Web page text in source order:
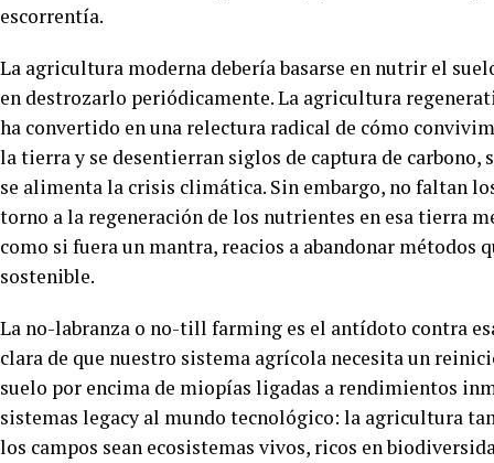
escorrentía.
La agricultura moderna debería basarse en nutrir el
en destrozarlo periódicamente. La agricultura
ha convertido en una relectura radical de cómo
la tierra y se desentierran siglos de captura de carbono,
se alimenta la crisis climática. Sin embargo, no faltan
torno a la regeneración de los nutrientes en esa tierra
como si fuera un mantra, reacios a abandonar métodos
sostenible.
La no-labranza o no-till farming es el antídoto contra
clara de que nuestro sistema agrícola necesita un
suelo por encima de miopías ligadas a rendimientos
sistemas legacy al mundo tecnológico: la agricultura
los campos sean ecosistemas vivos, ricos en